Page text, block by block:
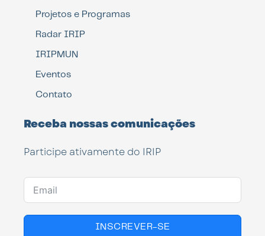
Projetos e Programas
Radar IRIP
IRIPMUN
Eventos
Contato
Receba nossas comunicações
Participe ativamente do IRIP
INSCREVER-SE